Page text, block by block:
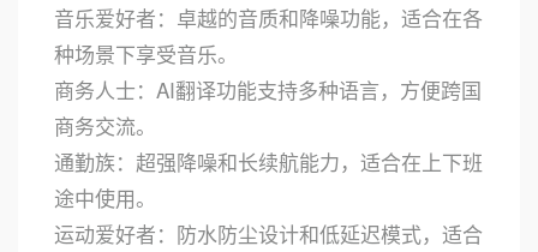
音乐爱好者：卓越的音质和降噪功能，适合在各
种场景下享受音乐。
商务人士：AI翻译功能支持多种语言，方便跨国
商务交流。
通勤族：超强降噪和长续航能力，适合在上下班
途中使用。
运动爱好者：防水防尘设计和低延迟模式，适合